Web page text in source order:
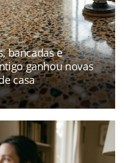
bancadas e
ganhou novas
casa